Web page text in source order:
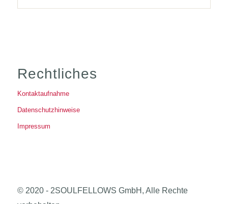
Rechtliches
Kontaktaufnahme
Datenschutzhinweise
Impressum
© 2020 - 2SOULFELLOWS GmbH, Alle Rechte